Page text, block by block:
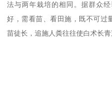
法与两年栽培的相同。据群众
好，需看苗、看田施，既不可过
苗徒长，追施人粪往往使白术长